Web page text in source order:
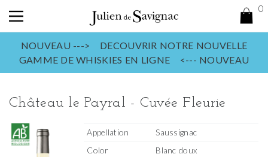
0
NOUVEAU ---> DECOUVRIR NOTRE NOUVELLE
GAMME DE WHISKIES EN LIGNE <--- NOUVEAU
Château le Payral - Cuvée Fleurie
Appellation
Saussignac
Color
Blanc doux